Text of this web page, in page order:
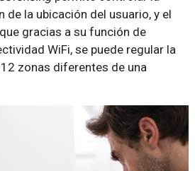
de la ubicación del usuario, y el
gracias a su función de
WiFi, se puede regular la
zonas diferentes de una